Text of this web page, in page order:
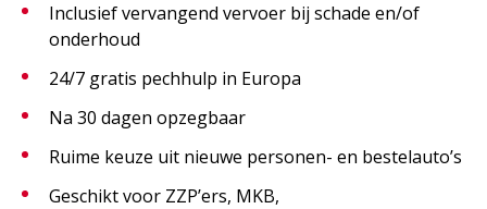
Inclusief vervangend vervoer bij schade en/of
onderhoud
24/7 gratis pechhulp in Europa
Na 30 dagen opzegbaar
Ruime keuze uit nieuwe personen- en bestelauto’s
Geschikt voor ZZP’ers, MKB,